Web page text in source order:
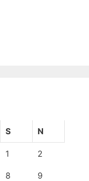
S N
1 2
8 9